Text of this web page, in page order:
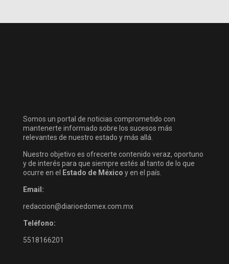
Somos un portal de noticias comprometido con
mantenerte informado sobre los sucesos más
relevantes de nuestro estado y más allá.
Nuestro objetivo es ofrecerte contenido veraz, oportuno
y de interés para que siempre estés al tanto de lo que
ocurre en el
Estado de México y en el país.
Email:
redaccion@diarioedomex.com.mx
Teléfono:
5518166201